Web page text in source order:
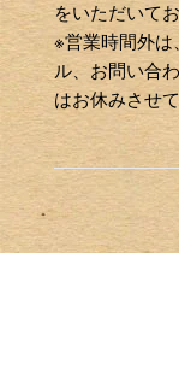
をいただいてお
※営業時間外は
ル、お問い合
はお休みさせ